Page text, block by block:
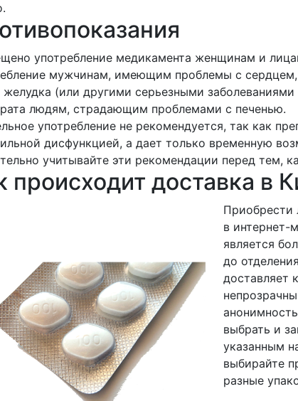
употребление медикамента женщинам и
мужчинам, имеющим проблемы с
желудка (или другими серьезными
людям, страдающим проблемами с печенью.
употребление не рекомендуется, так как
дисфункцией, а дает только временную
учитывайте эти рекомендации перед тем,
происходит доставка в
Приобрести
в интернет-
является
до
доставляет
выбрать и
указанным
выбирайте
разные